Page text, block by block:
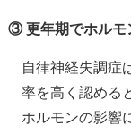
③ 更年期でホルモ
自律神経失調症
率を高く認める
ホルモンの影響